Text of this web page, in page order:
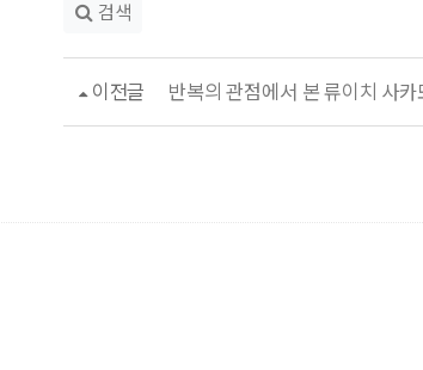
검색
이전글 반복의 관점에서 본 류이치 사